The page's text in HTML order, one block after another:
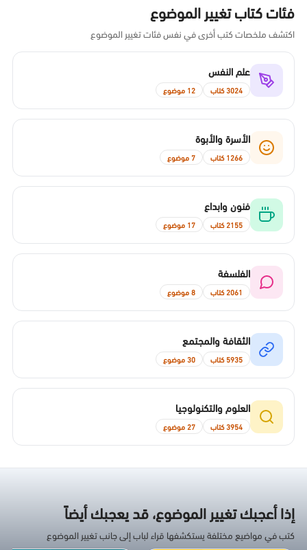
فئات كتاب تغيير الموضوع
اكتشف ملخصات كتب أخرى في نفس فئات تغيير الموضوع
علم النفس
3024 كتاب 12 موضوع
الأسرة والأبوة
1266 كتاب 7 موضوع
فنون وابداع
2155 كتاب 17 موضوع
الفلسفة
2061 كتاب 8 موضوع
الثقافة والمجتمع
5935 كتاب 30 موضوع
العلوم والتكنولوجيا
3954 كتاب 27 موضوع
إذا أعجبك تغيير الموضوع، قد يعجبك أيضاً
كتب في مواضيع مختلفة يستكشفها قراء لباب إلى جانب تغيير الموضوع